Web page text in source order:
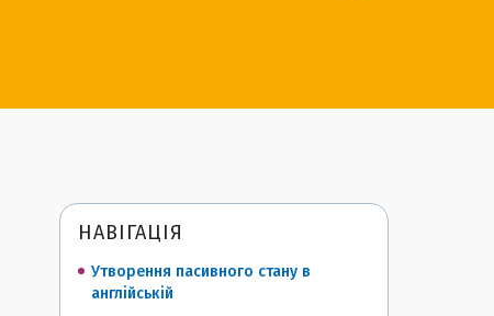
НАВІГАЦІЯ
Утворення пасивного стану в
англійській